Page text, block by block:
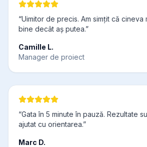
“Uimitor de precis. Am simțit că cineva
bine decât aș putea.”
Camille L.
Manager de proiect
“Gata în 5 minute în pauză. Rezultate
ajutat cu orientarea.”
Marc D.